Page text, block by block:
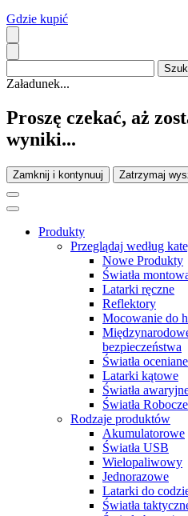
Gdzie kupić
Załadunek...
Proszę czekać, aż
wyniki...
Zamknij i kontynuuj Zatrzymaj
Produkty
Przeglądaj według
Nowe Produkty
Światła
Latarki ręczne
Reflektory
Mocowanie do
bezpieczeństwa
Światła
Latarki kątowe
Światła
Światła Robocze
Rodzaje produktów
Akumulatorowe
Światła USB
Wielopaliwowy
Jednorazowe
Latarki do
Światła